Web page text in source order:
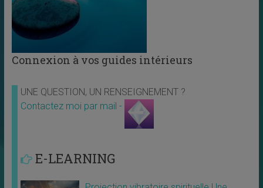
Connexion à vos guides intérieurs
UNE QUESTION, UN RENSEIGNEMENT ?
Contactez moi par mail -
E-LEARNING